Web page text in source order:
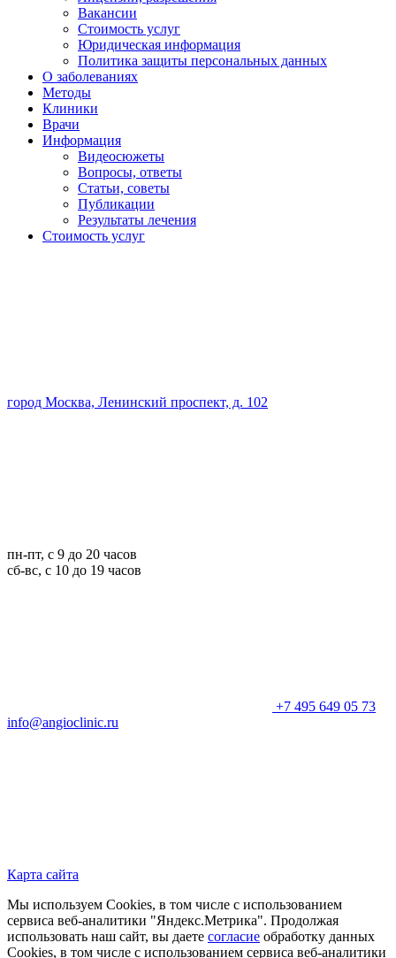
Вакансии
Стоимость услуг
Юридическая информация
Политика защиты персональных данных
О заболеваниях
Методы
Клиники
Врачи
Информация
Видеосюжеты
Вопросы, ответы
Статьи, советы
Публикации
Результаты лечения
Стоимость услуг
город Москва, Ленинский проспект, д. 102
пн-пт, с 9 до 20 часов
сб-вс, с 10 до 19 часов
+7 495 649 05 73
info@angioclinic.ru
Карта сайта
Мы используем Cookies, в том числе с использованием
сервиса веб-аналитики "Яндекс.Метрика". Продолжая
использовать наш сайт, вы даете согласие обработку данных
Cookies, в том числе с использованием сервиса веб-аналитики